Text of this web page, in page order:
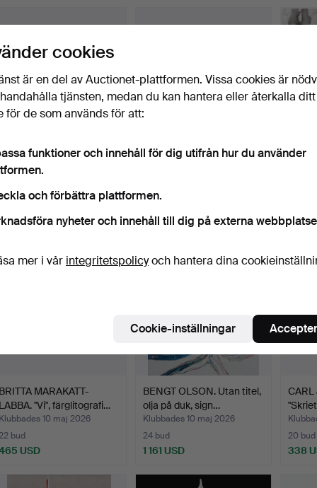
CAMILLA ENGMAN. "In
backyard". Akryl p…
bud
USD
BOBO WALLMANSSON.
25 bud
4 641 USD
1 477
MARAKATT-
"Vi", färglitografi…
10 maj 2026
bud
USD
BENGT OLSON. Utan titel,
olja på duk, sign…
Klubbades 10 maj 2026
24 bud
1 161 USD
CARL
20 bud
338
cookies
är en del av Auctionet-plattformen. Vissa cookies är
tjänsten, medan du kan hantera eller återkalla ditt
för de som används för att:
funktioner och innehåll för dig utifrån hur du använder
och förbättra plattformen.
nyheter och innehåll till dig på externa
mer i vår integritetspolicyoch hantera dina
Cookie-inställningar